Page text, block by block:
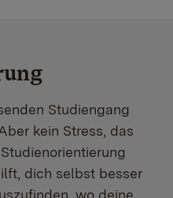
Studiengang
kein Stress, das
dich selbst besser
wo deine